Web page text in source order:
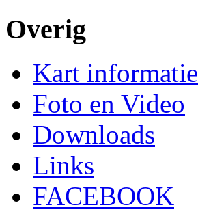
Overig
Kart informatie
Foto en Video
Downloads
Links
FACEBOOK